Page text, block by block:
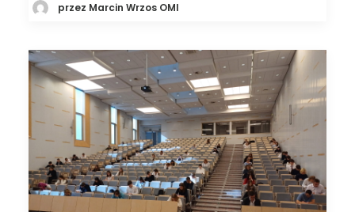
przez Marcin Wrzos OMI